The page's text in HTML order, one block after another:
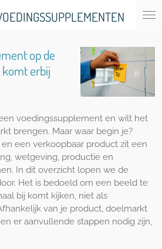
op de
erbij
voedingssupplement en wilt het
brengen. Maar waar begin je?
een verkoopbaar product zit een
wetgeving, productie en
In dit overzicht lopen we de
Het is bedoeld om een beeld te
bij komt kijken, niet als
van je product, doelmarkt
er aanvullende stappen nodig zijn,